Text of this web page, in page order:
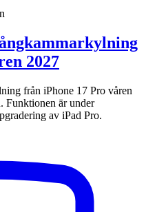
2027
från iPhone 17 Pro våren
Funktionen är under
av iPad Pro.